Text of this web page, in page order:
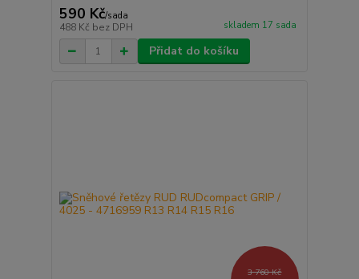
590 Kč/sada
488 Kč bez DPH skladem 17 sada
Přidat do košíku
3 760 Kč